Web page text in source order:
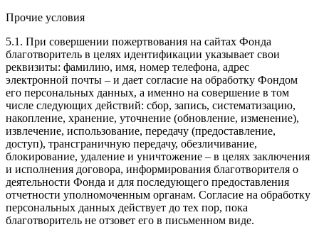
Прочие условия
5.1. При совершении пожертвования на сайтах Фонда
благотворитель в целях идентификации указывает свои
реквизиты: фамилию, имя, номер телефона, адрес
электронной почты – и дает согласие на обработку Фондом
его персональных данных, а именно на совершение в том
числе следующих действий: сбор, запись, систематизацию,
накопление, хранение, уточнение (обновление, изменение),
извлечение, использование, передачу (предоставление,
доступ), трансграничную передачу, обезличивание,
блокирование, удаление и уничтожение – в целях заключения
и исполнения договора, информирования благотворителя о
деятельности Фонда и для последующего предоставления
отчетности уполномоченным органам. Согласие на обработку
персональных данных действует до тех пор, пока
благотворитель не отзовет его в письменном виде.